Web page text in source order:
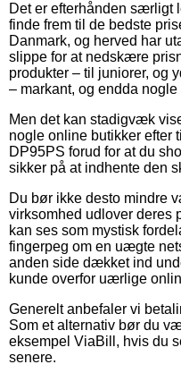
Det er efterhånden særligt
finde frem til de bedste
Danmark, og herved har
slippe for at nedskære
produkter – til juniorer, og
– markant, og endda
Men det kan stadigvæk
nogle online butikker efter
DP95PS forud for at du
sikker på at indhente den
Du bør ikke desto mindre
virksomhed udlover deres
kan ses som mystisk
fingerpeg om en uægte
anden side dækket ind
kunde overfor uærlige
Generelt anbefaler vi
Som et alternativ bør du
eksempel ViaBill, hvis du
senere.